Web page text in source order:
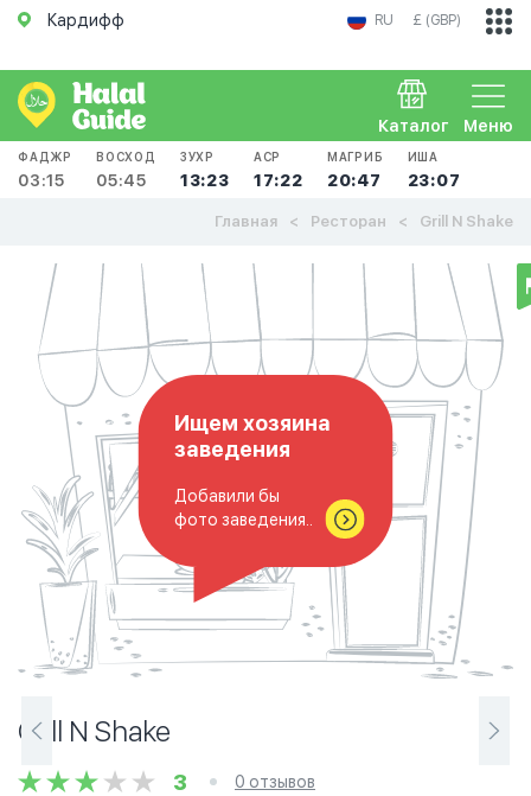
Кардифф RU £ (GBP)
Меню
Каталог
ФАДЖР
03:15
ВОСХОД
05:45
ЗУХР
13:23
АСР
17:22
МАГРИБ
20:47
ИША
23:07
Главная Ресторан Grill N Shake
Ищем хозяина
заведения
Добавили бы
фото заведения..
Grill N Shake
3 0 отзывов